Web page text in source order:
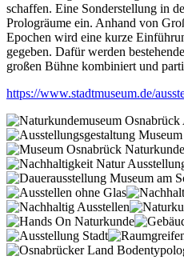
schaffen. Eine Sonderstellung in
Prologräume ein. Anhand von
Epochen wird eine kurze
gegeben. Dafür werden
großen Bühne kombiniert und
https://www.stadtmuseum.de/